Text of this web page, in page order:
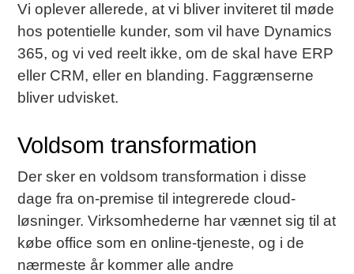
Vi oplever allerede, at vi bliver inviteret til møde
hos potentielle kunder, som vil have Dynamics
365, og vi ved reelt ikke, om de skal have ERP
eller CRM, eller en blanding. Faggrænserne
bliver udvisket.
Voldsom transformation
Der sker en voldsom transformation i disse
dage fra on-premise til integrerede cloud-
løsninger. Virksomhederne har vænnet sig til at
købe office som en online-tjeneste, og i de
nærmeste år kommer alle andre